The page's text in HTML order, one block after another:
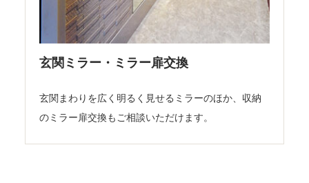
玄関ミラー・ミラー扉交換
玄関まわりを広く明るく見せるミラーのほか、収納
のミラー扉交換もご相談いただけます。